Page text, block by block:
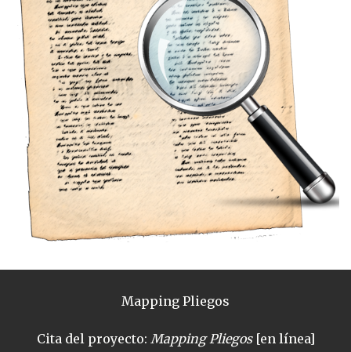
Mapping Pliegos
Cita del proyecto: Mapping Pliegos[en línea]